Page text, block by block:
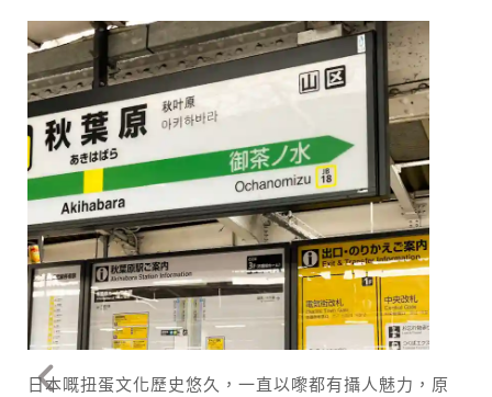
日本嘅扭蛋文化歷史悠久，一直以嚟都有攝人魅力，原